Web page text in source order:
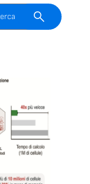
campo di ricerca